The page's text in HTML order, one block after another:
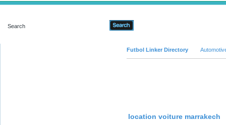
Futbol Linker Directory
location voiture marrakech